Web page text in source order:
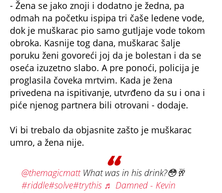
odmah na početku ispipa tri čaše ledene vode,
dok je muškarac pio samo gutljaje vode tokom
obroka. Kasnije tog dana, muškarac šalje
poruku ženi govoreći joj da je bolestan i da se
oseća izuzetno slabo. A pre ponoći, policija je
proglasila čoveka mrtvim. Kada je žena
privedena na ispitivanje, utvrđeno da su i ona i
piće njenog partnera bili otrovani - dodaje.
umro, a žena nije.
What was in his drink?😳🥂
#riddle#solve#trythis ♬ Damned - Kevin
Sherwood